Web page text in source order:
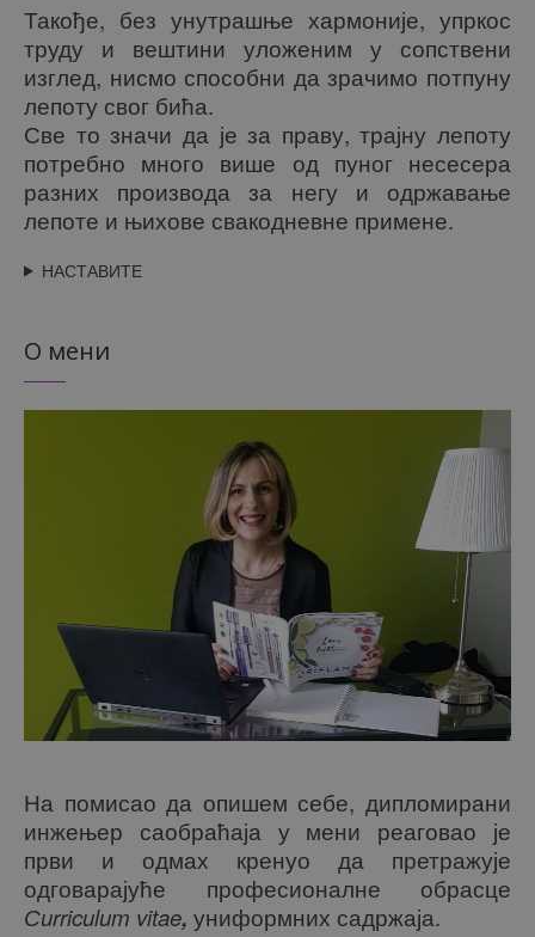
Такође, без унутрашње хармоније, упркос
труду и вештини уложеним у сопствени
изглед, нисмо способни да зрачимо потпуну
лепоту свог бића.
Све то значи да је за праву, трајну лепоту
потребно много више од пуног несесера
разних производа за негу и одржавање
лепоте и њихове свакодневне примене.
НАСТАВИТЕ
О мени
На помисао да опишем себе, дипломирани
инжењер саобраћаја у мени реаговао је
први и одмах кренуо да претражује
одговарајуће професионалне обрасце
Сurriculum vitae, униформних садржаја.